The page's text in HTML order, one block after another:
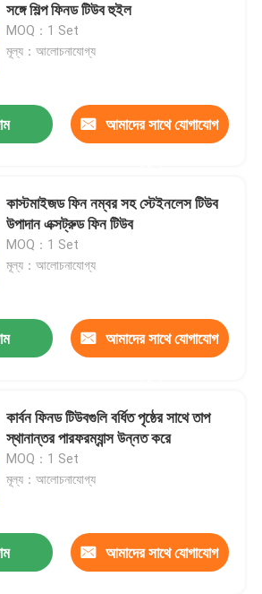
সঙ্গে শিল্প ফিনড টিউব হুইল
MOQ：1 Set
মূল্য：আলোচনাযোগ্য
আমাদের সাথে যোগাযোগ
কাস্টমাইজড ফিন নম্বর সহ স্টেইনলেস টিউব
উপাদান এক্সট্রুড ফিন টিউব
MOQ：1 Set
মূল্য：আলোচনাযোগ্য
আমাদের সাথে যোগাযোগ
কার্বন ফিনড টিউবগুলি বর্ধিত পৃষ্ঠের সাথে তাপ
স্থানান্তর পারফরম্যান্স উন্নত করে
MOQ：1 Set
মূল্য：আলোচনাযোগ্য
আমাদের সাথে যোগাযোগ